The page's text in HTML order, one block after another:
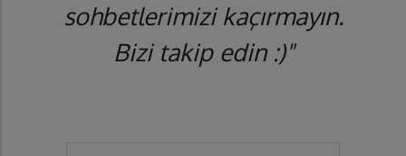
sohbetlerimizi kaçırmayın.
Bizi takip edin :)"